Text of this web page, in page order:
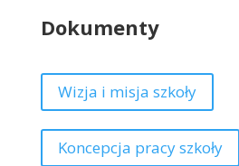
Dokumenty
Wizja i misja szkoły
Koncepcja pracy szkoły